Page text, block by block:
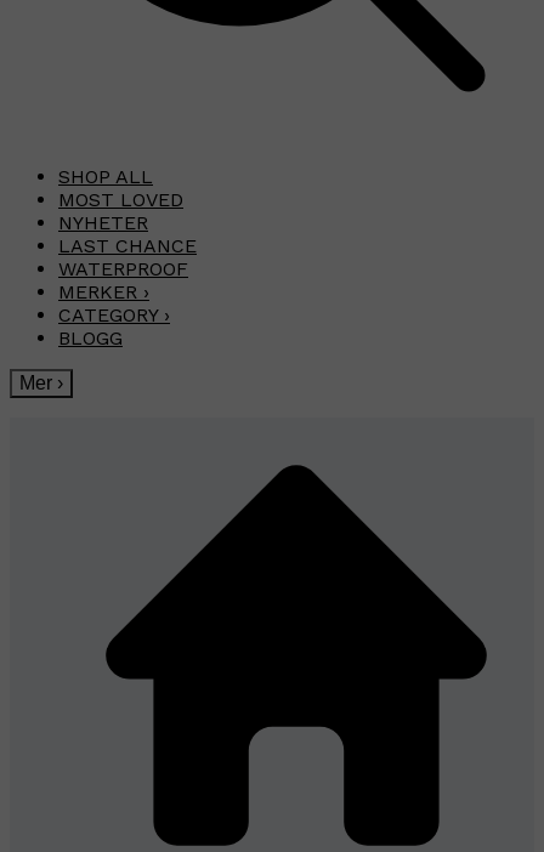
SHOP ALL
MOST LOVED
NYHETER
LAST CHANCE
WATERPROOF
MERKER ›
CATEGORY ›
BLOGG
Mer ›